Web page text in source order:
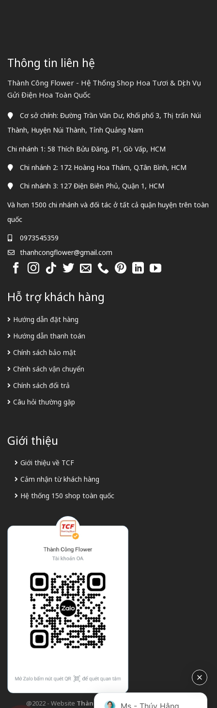
Thông tin liên hệ
Thành Công Flower - Hệ Thống Shop Hoa Tươi & Dịch Vụ
Gửi Điện Hoa Toàn Quốc
Cơ sở chính: Đường Trần Văn Dư, Khối phố 3, Thị trấn Núi
Thành, Huyện Núi Thành, Tỉnh Quảng Nam
Chi nhánh 1: 58 Thích Bửu Đăng, P1, Gò Vấp, HCM
Chi nhánh 2: 172 Hoàng Hoa Thám, Q.Tân Bình, HCM
Chi nhánh 3: 127 Điện Biên Phủ, Quận 1, HCM
Và hơn 1500 chi nhánh và đối tác ở tất cả quận huyện trên toàn
quốc
0973545359
thanhcongflower@gmail.com
Hỗ trợ khách hàng
Hướng dẫn đặt hàng
Hướng dẫn thanh toán
Chính sách bảo mật
Chính sách vận chuyển
Chính sách đổi trả
Câu hỏi thường gặp
Giới thiệu
Giới thiệu về TCF
Cảm nhận từ khách hàng
Hệ thống 150 shop toàn quốc
@2022 - Website Thành Công Flower| Design bởi
Ms - Thúy Hằng